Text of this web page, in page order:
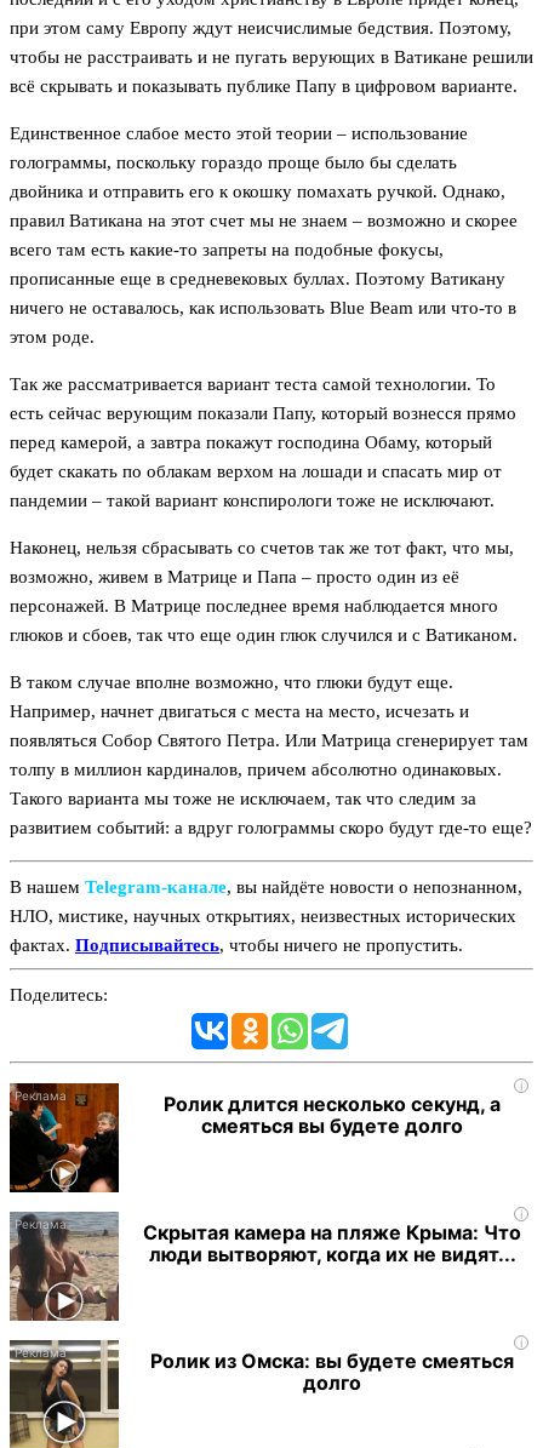
при этом саму Европу ждут неисчислимые бедствия. Поэтому,
чтобы не расстраивать и не пугать верующих в Ватикане решили
всё скрывать и показывать публике Папу в цифровом варианте.
Единственное слабое место этой теории – использование
голограммы, поскольку гораздо проще было бы сделать
двойника и отправить его к окошку помахать ручкой. Однако,
правил Ватикана на этот счет мы не знаем – возможно и скорее
всего там есть какие-то запреты на подобные фокусы,
прописанные еще в средневековых буллах. Поэтому Ватикану
ничего не оставалось, как использовать Blue Beam или что-то в
этом роде.
Так же рассматривается вариант теста самой технологии. То
есть сейчас верующим показали Папу, который вознесся прямо
перед камерой, а завтра покажут господина Обаму, который
будет скакать по облакам верхом на лошади и спасать мир от
пандемии – такой вариант конспирологи тоже не исключают.
Наконец, нельзя сбрасывать со счетов так же тот факт, что мы,
возможно, живем в Матрице и Папа – просто один из её
персонажей. В Матрице последнее время наблюдается много
глюков и сбоев, так что еще один глюк случился и с Ватиканом.
В таком случае вполне возможно, что глюки будут еще.
Например, начнет двигаться с места на место, исчезать и
появляться Собор Святого Петра. Или Матрица сгенерирует там
толпу в миллион кардиналов, причем абсолютно одинаковых.
Такого варианта мы тоже не исключаем, так что следим за
развитием событий: а вдруг голограммы скоро будут где-то еще?
В нашем Telegram‑канале, вы найдёте новости о непознанном,
НЛО, мистике, научных открытиях, неизвестных исторических
фактах. Подписывайтесь, чтобы ничего не пропустить.
Поделитесь:
i
Ролик длится несколько секунд, а
смеяться вы будете долго
i
Скрытая камера на пляже Крыма: Что
люди вытворяют, когда их не видят...
i
Ролик из Омска: вы будете смеяться
долго